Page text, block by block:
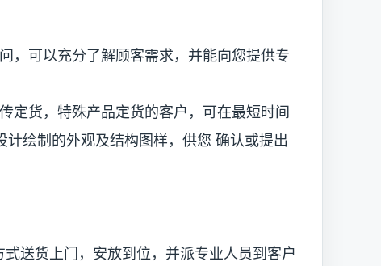
可以充分了解顾客需求，并能向您提供专
货，特殊产品定货的客户，可在最短时间
计绘制的外观及结构图样，供您 确认或提出
货上门，安放到位，并派专业人员到客户